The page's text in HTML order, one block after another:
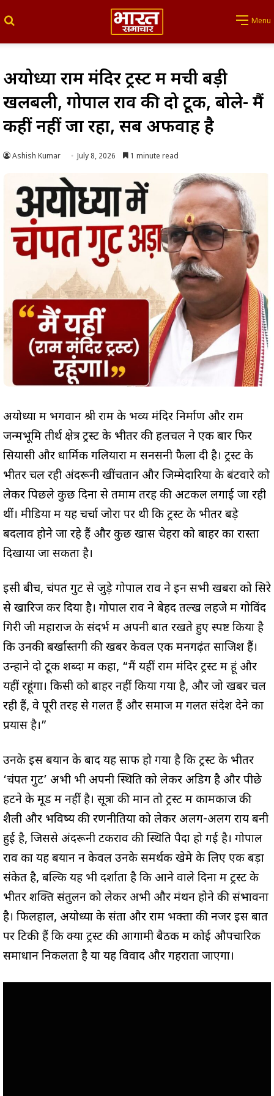
Menu
अयोध्या राम मंदिर ट्रस्ट में मची बड़ी
खलबली, गोपाल राव की दो टूक, बोले- मैं
कहीं नहीं जा रहा, सब अफवाह है
Ashish Kumar July 8, 2026 1 minute read
अयोध्या में भगवान श्री राम के भव्य मंदिर निर्माण और राम
जन्मभूमि तीर्थ क्षेत्र ट्रस्ट के भीतर की हलचल ने एक बार फिर
सियासी और धार्मिक गलियारों में सनसनी फैला दी है। ट्रस्ट के
भीतर चल रही अंदरूनी खींचतान और जिम्मेदारियों के बंटवारे को
लेकर पिछले कुछ दिनों से तमाम तरह की अटकलें लगाई जा रही
थीं। मीडिया में यह चर्चा जोरों पर थी कि ट्रस्ट के भीतर बड़े
बदलाव होने जा रहे हैं और कुछ खास चेहरों को बाहर का रास्ता
दिखाया जा सकता है।
इसी बीच, चंपत गुट से जुड़े गोपाल राव ने इन सभी खबरों को सिरे
से खारिज कर दिया है। गोपाल राव ने बेहद तल्ख लहजे में गोविंद
गिरी जी महाराज के संदर्भ में अपनी बात रखते हुए स्पष्ट किया है
कि उनकी बर्खास्तगी की खबरें केवल एक मनगढ़ंत साजिश हैं।
उन्होंने दो टूक शब्दों में कहा, “मैं यहीं राम मंदिर ट्रस्ट में हूं और
यहीं रहूंगा। किसी को बाहर नहीं किया गया है, और जो खबरें चल
रही हैं, वे पूरी तरह से गलत हैं और समाज में गलत संदेश देने का
प्रयास है।”
उनके इस बयान के बाद यह साफ हो गया है कि ट्रस्ट के भीतर
‘चंपत गुट’ अभी भी अपनी स्थिति को लेकर अडिग है और पीछे
हटने के मूड में नहीं है। सूत्रों की मानें तो ट्रस्ट में कामकाज की
शैली और भविष्य की रणनीतियों को लेकर अलग-अलग राय बनी
हुई है, जिससे अंदरूनी टकराव की स्थिति पैदा हो गई है। गोपाल
राव का यह बयान न केवल उनके समर्थक खेमे के लिए एक बड़ा
संकेत है, बल्कि यह भी दर्शाता है कि आने वाले दिनों में ट्रस्ट के
भीतर शक्ति संतुलन को लेकर अभी और मंथन होने की संभावना
है। फिलहाल, अयोध्या के संतों और राम भक्तों की नजरें इस बात
पर टिकी हैं कि क्या ट्रस्ट की आगामी बैठक में कोई औपचारिक
समाधान निकलता है या यह विवाद और गहराता जाएगा।